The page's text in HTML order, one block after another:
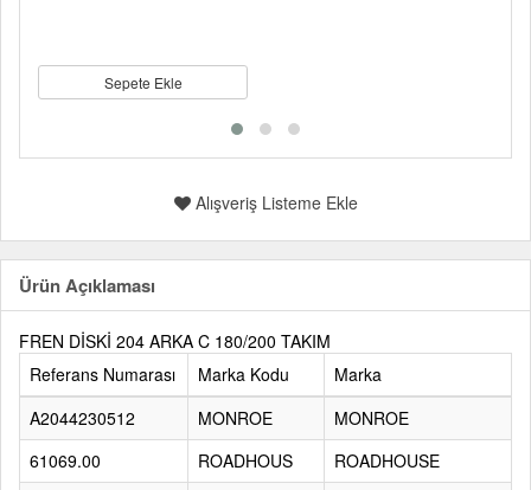
Sepete Ekle
Alışveriş Listeme Ekle
Ürün Açıklaması
FREN DİSKİ 204 ARKA C 180/200 TAKIM
Referans Numarası
Marka Kodu
Marka
A2044230512
MONROE
MONROE
61069.00
ROADHOUS
ROADHOUSE